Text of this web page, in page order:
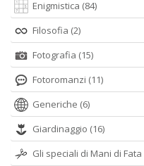
Enigmistica (84)
Filosofia (2)
Fotografia (15)
Fotoromanzi (11)
Generiche (6)
Giardinaggio (16)
Gli speciali di Mani di Fata